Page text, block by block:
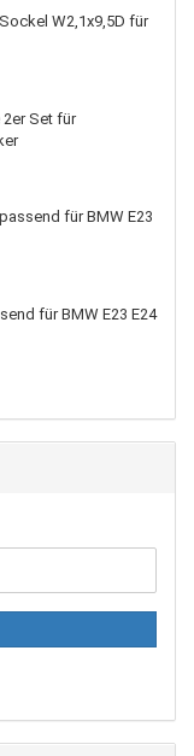
W2,1x9,5D für
Set für
für BMW E23
für BMW E23 E24